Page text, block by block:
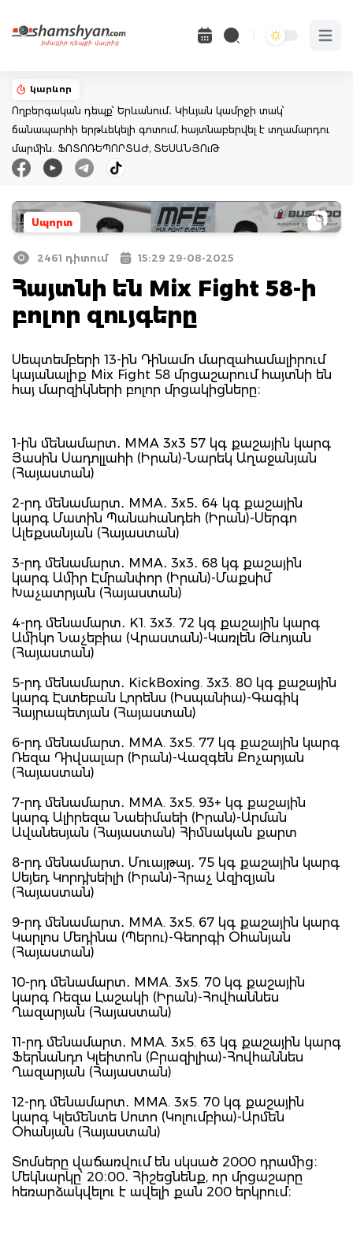
Open
կարևոր
Ողբերգական դեպք՝ Երևանում․ Կիևյան կամրջի տակ՝
ճանապարհի երթևեկելի գոտում, հայտնաբերվել է տղամարդու
մարմին. ՖՈՏՈՌԵՊՈՐՏԱԺ, ՏԵՍԱՆՅՈւԹ
Սպորտ
2461 դիտում 15:29 29-08-2025
Հայտնի են Mix Fight 58-ի
բոլոր զույգերը
Սեպտեմբերի 13-ին Դինամո մարզահամալիրում
կայանալիք Mix Fight 58 մրցաշարում հայտնի են
հայ մարզիկների բոլոր մրցակիցները։
1-ին մենամարտ․ MMA 3x3 57 կգ քաշային կարգ
Յասին Սադոլլահի (Իրան)-Նարեկ Աղաջանյան
(Հայաստան)
2-րդ մենամարտ․ MMA․ 3x5․ 64 կգ քաշային
կարգ Մատին Պանահանդեհ (Իրան)-Սերգո
Ալեքսանյան (Հայաստան)
3-րդ մենամարտ․ MMA․ 3x3․ 68 կգ քաշային
կարգ Ամիր Էմրանփոր (Իրան)-Մաքսիմ
Խաչատրյան (Հայաստան)
4-րդ մենամարտ․ K1. 3x3. 72 կգ քաշային կարգ
Ամիկո Նաչեբիա (Վրաստան)-Կառլեն Թևոյան
(Հայաստան)
5-րդ մենամարտ․ KickBoxing. 3x3. 80 կգ քաշային
կարգ Էստեբան Լորենս (Իսպանիա)-Գագիկ
Հայրապետյան (Հայաստան)
6-րդ մենամարտ․ MMA. 3x5. 77 կգ քաշային կարգ
Ռեզա Դիվսալար (Իրան)-Վազգեն Քոչարյան
(Հայաստան)
7-րդ մենամարտ․ MMA. 3x5. 93+ կգ քաշային
կարգ Ալիրեզա Նաեիմաեի (Իրան)-Արման
Ավանեսյան (Հայաստան) Հիմնական քարտ
8-րդ մենամարտ․ Մուայթայ․ 75 կգ քաշային կարգ
Սեյեդ Կորդխեիլի (Իրան)-Հրաչ Ազիզյան
(Հայաստան)
9-րդ մենամարտ․ MMA. 3x5. 67 կգ քաշային կարգ
Կարլոս Մեդինա (Պերու)-Գեորգի Օհանյան
(Հայաստան)
10-րդ մենամարտ․ MMA. 3x5. 70 կգ քաշային
կարգ Ռեզա Լաշակի (Իրան)-Հովհաննես
Ղազարյան (Հայաստան)
11-րդ մենամարտ․ MMA. 3x5. 63 կգ քաշային կարգ
Ֆերնանդո Կլեիտոն (Բրազիլիա)-Հովհաննես
Ղազարյան (Հայաստան)
12-րդ մենամարտ․ MMA. 3x5. 70 կգ քաշային
կարգ Կլեմենտե Սոտո (Կոլումբիա)-Արմեն
Օհանյան (Հայաստան)
Տոմսերը վաճառվում են սկսած 2000 դրամից։
Մեկնարկը՝ 20։00․ Հիշեցնենք, որ մրցաշարը
հեռարձակվելու է ավելի քան 200 երկրում։